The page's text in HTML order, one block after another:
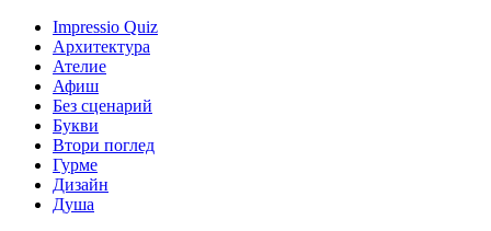
Impressio Quiz
Архитектура
Ателие
Афиш
Без сценарий
Букви
Втори поглед
Гурме
Дизайн
Душа